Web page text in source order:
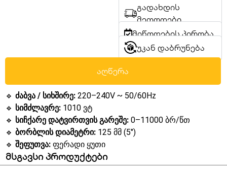
გადახდის
მეთოდები
მიწოდების პირობა
უკან დაბრუნება
აღწერა
🔹 ძაბვა / სიხშირე: 220–240V ~ 50/60Hz
🔹 სიმძლავრე: 1010 ვტ
🔹 სიჩქარე დატვირთვის გარეშე: 0–11000 ბრ/წთ
🔹 ბორბლის დიამეტრი: 125 მმ (5″)
🔹 შეფუთვა: ფერადი ყუთი
მსგავსი პროდუქტები